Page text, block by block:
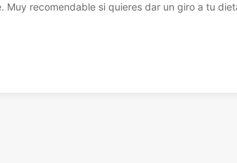
Muy recomendable si quieres dar un giro a tu